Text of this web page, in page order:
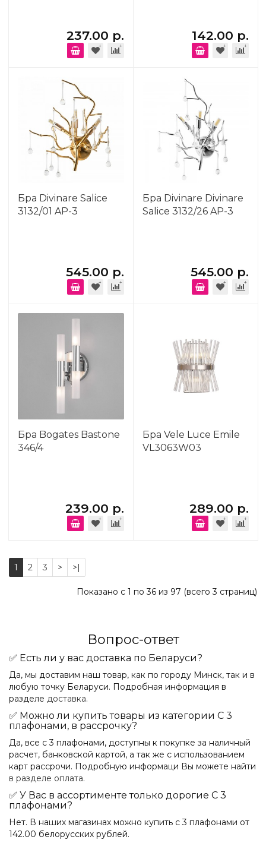
237.00 р. 142.00 р.
Бра Divinare Salice
3132/01 AP-3
545.00 р.
Бра Divinare Divinare
Salice 3132/26 AP-3
545.00 р.
Бра Bogates Bastone
346/4
239.00 р.
Бра Vele Luce Emile
VL3063W03
289.00 р.
1 2 3 > >|
Показано с 1 по 36 из 97 (всего 3 страниц)
Вопрос-ответ
✅ Есть ли у вас доставка по Беларуси?
Да, мы доставим наш товар, как по городу Минск, так и в
любую точку Беларуси. Подробная информация в
разделе доставка.
✅ Можно ли купить товары из категории С 3
плафонами, в рассрочку?
Да, все с 3 плафонами, доступны к покупке за наличный
расчет, банковской картой, а так же с использованием
карт рассрочи. Подробную информаци Вы можете найти
в разделе оплата.
✅ У Вас в ассортименте только дорогие С 3
плафонами?
Нет. В наших магазинах можно купить с 3 плафонами от
142.00 белорусских рублей.